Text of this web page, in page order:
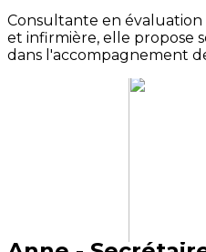
Consultante en
et infirmière, elle propose
dans l'accompagnement